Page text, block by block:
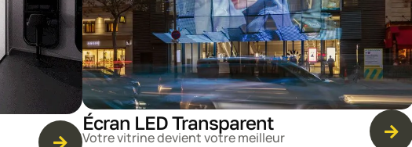
Écran LED Transparent
Votre vitrine devient votre meilleur